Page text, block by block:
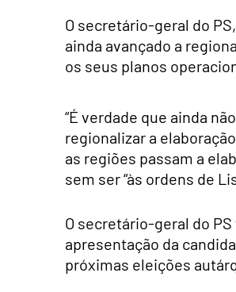
O secretário-geral do
ainda avançado a
os seus planos
“É verdade que ainda
regionalizar a
as regiões passam a
sem ser “às ordens de
O secretário-geral do
apresentação da
próximas eleições